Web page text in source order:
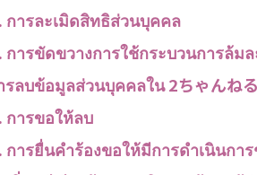
การละเมิดสิทธิส่วนบุคคล
การขัดขวางการใช้กระบวนการล้ม
รลบข้อมูลส่วนบุคคลใน 2ちゃんね
การขอให้ลบ
การยื่นคำร้องขอให้มีการดำเนินกา